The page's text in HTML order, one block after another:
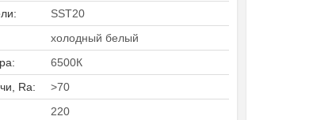
SST20
холодный белый
6500К
Ra:
>70
220